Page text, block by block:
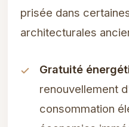
prisée dans
architecturales
Gratuité
renouvellement
consommation